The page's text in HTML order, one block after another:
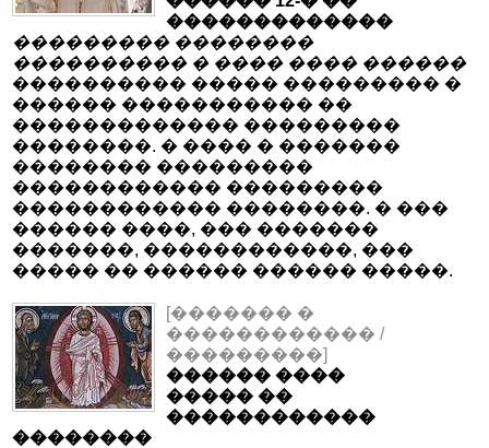
�������������
��������� ��������
���������� � ���� ���� ������
���������� ����� ��������� �
������ ����������� ��
������������� ���������
��������. � ���� � �������
�������� ���������
������������ ���������
������������ ��������. � ���
������ ����, ��� �������
�������, ������������, ���
����� �� ������ ������ �����.
[������� �
������������ /
���������]
������ ����
����� ��
������������
��������